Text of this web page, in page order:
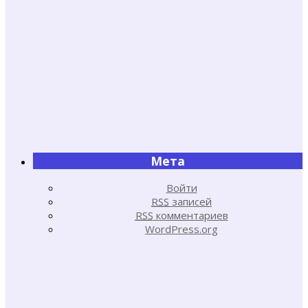
Мета
Войти
RSS записей
RSS комментариев
WordPress.org